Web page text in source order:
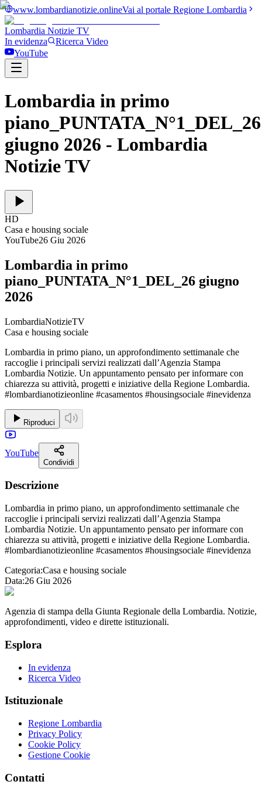
www.lombardianotizie.onlineVai al portale Regione Lombardia
Lombardia Notizie TV
In evidenza
Ricerca Video
YouTube
Lombardia in primo
piano_PUNTATA_N°1_DEL_26
giugno 2026 - Lombardia
Notizie TV
HD
Casa e housing sociale
YouTube26 Giu 2026
Lombardia in primo
piano_PUNTATA_N°1_DEL_26 giugno
2026
LombardiaNotizieTV
Casa e housing sociale
Lombardia in primo piano, un approfondimento settimanale che
raccoglie i principali servizi realizzati dall’Agenzia Stampa
Lombardia Notizie. Un appuntamento pensato per informare con
chiarezza su attività, progetti e iniziative della Regione Lombardia.
#lombardianotizieonline #casamentos #housingsociale #inevidenza
Riproduci
YouTube
Condividi
Descrizione
Lombardia in primo piano, un approfondimento settimanale che
raccoglie i principali servizi realizzati dall’Agenzia Stampa
Lombardia Notizie. Un appuntamento pensato per informare con
chiarezza su attività, progetti e iniziative della Regione Lombardia.
#lombardianotizieonline #casamentos #housingsociale #inevidenza
Categoria:Casa e housing sociale
Data:26 Giu 2026
Agenzia di stampa della Giunta Regionale della Lombardia. Notizie,
approfondimenti, video e dirette istituzionali.
Esplora
In evidenza
Ricerca Video
Istituzionale
Regione Lombardia
Privacy Policy
Cookie Policy
Gestione Cookie
Contatti